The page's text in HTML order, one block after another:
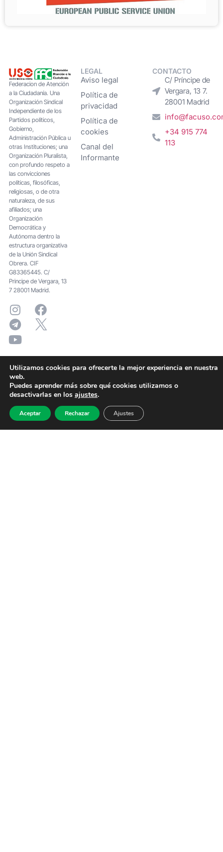
Federacion de Atención
a la Ciudadanía. Una
Organización Sindical
Independiente de los
Partidos políticos,
Gobierno,
Administración Pública u
otras Instituciones; una
Organización Pluralista,
con profundo respeto a
las convicciones
políticas, filosóficas,
religiosas, o de otra
naturaleza, de sus
afiliados; una
Organización
Democrática y
Autónoma dentro la
estructura organizativa
de la Unión Sindical
Obrera. CIF
G83365445. C/
Principe de Vergara, 13
7 28001 Madrid.
LEGAL
Aviso legal
Política de
privacidad
Política de
cookies
Canal del
Informante
CONTACTO
C/ Príncipe de
Vergara, 13 7.
28001 Madrid
+34 915 774
113
Utilizamos cookies para ofrecerte la mejor experiencia en nuestra
web.
Puedes aprender más sobre qué cookies utilizamos o
desactivarlas en los ajustes.
Aceptar Rechazar Ajustes